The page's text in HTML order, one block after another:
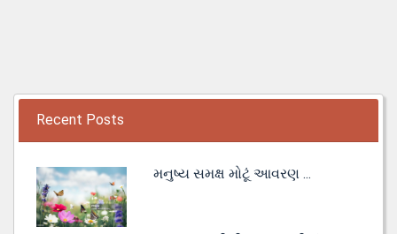
Recent Posts
મનુષ્ય સમક્ષ મોટૂં આવરણ ...